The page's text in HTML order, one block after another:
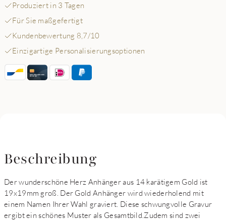
Produziert in 3 Tagen
Für Sie maßgefertigt
Kundenbewertung 8,7/10
Einzigartige Personalisierungsoptionen
Beschreibung
Der wunderschöne Herz Anhänger aus 14 karätigem Gold ist
19x19mm groß. Der Gold Anhänger wird wiederholend mit
einem Namen Ihrer Wahl graviert. Diese schwungvolle Gravur
ergibt ein schönes Muster als Gesamtbild.Zudem sind zwei